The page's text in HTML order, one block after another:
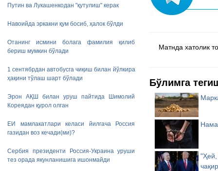
Путин ва Лукашенкодан "қутулиш" керак
Навоийда эркакни қум босиб, ҳалок бўлди
Отанинг исмини болага фамилия қилиб
бериш мумкин бўлади
1 сентябрдан автобусга чиқиш билан йўлкира
ҳақини тўлаш шарт бўлади
Эрон АҚШ билан уруш пайтида Шимолий
Кореядан қурол олган
ЕИ мамлакатлари келаси йилгача Россия
газидан воз кечади(ми)?
Сербия президенти Россия-Украина уруши
тез орада якунланишига ишонмайди
Матнда хатолик
Бўлимга